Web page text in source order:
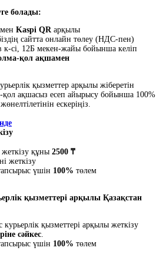
болады:
Kaspi QR арқылы
сайтта онлайн төлеу (НДС-пен)
к-сі, 12Б мекен-жайы бойынша келіп
қол ақшамен
қызметтер арқылы жіберетін
қол ақшасыз есеп айырысу бойынша 100%
ескеріңіз.
құны 2500 ₸
жеткізу
үшін 100% төлем
қызметтері арқылы Қазақстан
қызметтері арқылы жеткізу
сәйкес
үшін 100% төлем